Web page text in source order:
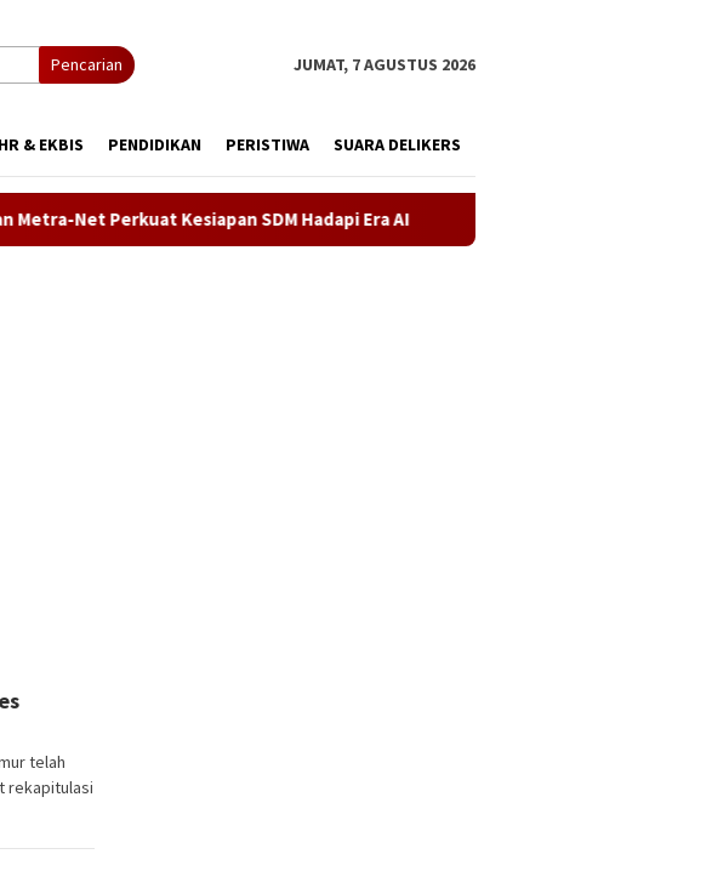
Pencarian JUMAT, 7 AGUSTUS 2026
HR & EKBIS PENDIDIKAN PERISTIWA SUARA DELIKERS
Kesiapan SDM Hadapi Era AI Demokrat Karawang Terus Bergerak
telah
rekapitulasi